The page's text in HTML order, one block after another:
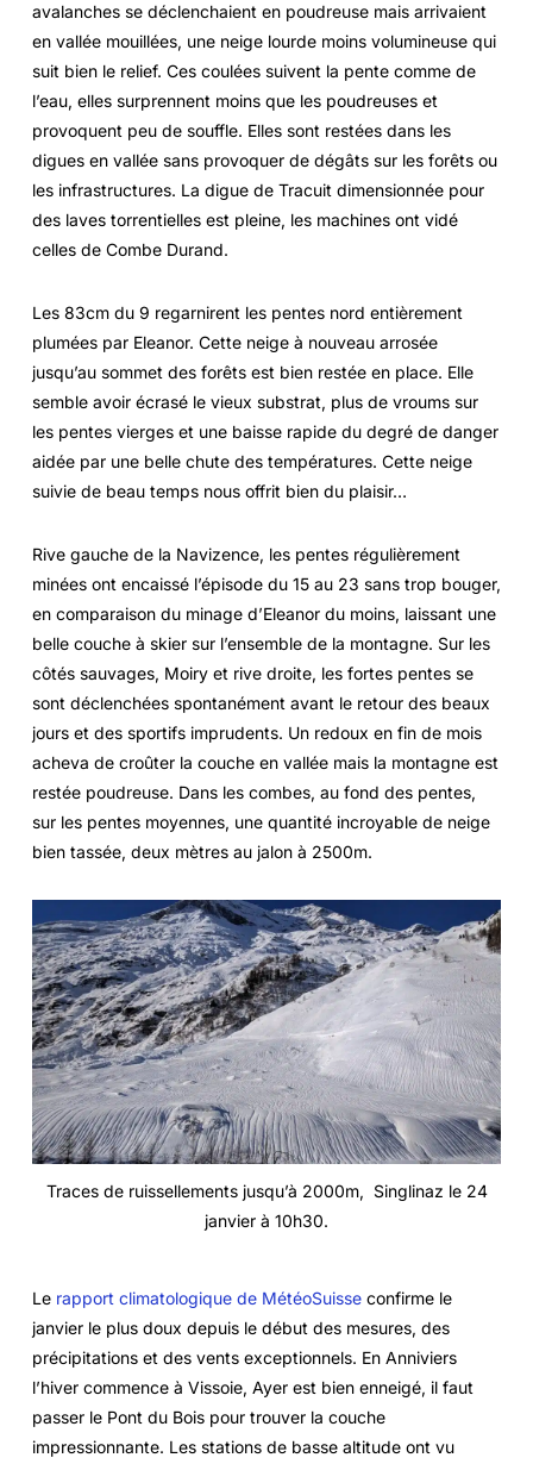
avalanches se déclenchaient en poudreuse mais arrivaient
en vallée mouillées, une neige lourde moins volumineuse qui
suit bien le relief. Ces coulées suivent la pente comme de
l’eau, elles surprennent moins que les poudreuses et
provoquent peu de souffle. Elles sont restées dans les
digues en vallée sans provoquer de dégâts sur les forêts ou
les infrastructures. La digue de Tracuit dimensionnée pour
des laves torrentielles est pleine, les machines ont vidé
celles de Combe Durand.
Les 83cm du 9 regarnirent les pentes nord entièrement
plumées par Eleanor. Cette neige à nouveau arrosée
jusqu’au sommet des forêts est bien restée en place. Elle
semble avoir écrasé le vieux substrat, plus de vroums sur
les pentes vierges et une baisse rapide du degré de danger
aidée par une belle chute des températures. Cette neige
suivie de beau temps nous offrit bien du plaisir…
Rive gauche de la Navizence, les pentes régulièrement
minées ont encaissé l’épisode du 15 au 23 sans trop bouger,
en comparaison du minage d’Eleanor du moins, laissant une
belle couche à skier sur l’ensemble de la montagne. Sur les
côtés sauvages, Moiry et rive droite, les fortes pentes se
sont déclenchées spontanément avant le retour des beaux
jours et des sportifs imprudents. Un redoux en fin de mois
acheva de croûter la couche en vallée mais la montagne est
restée poudreuse. Dans les combes, au fond des pentes,
sur les pentes moyennes, une quantité incroyable de neige
bien tassée, deux mètres au jalon à 2500m.
Traces de ruissellements jusqu’à 2000m, Singlinaz le 24
janvier à 10h30.
Le rapport climatologique de MétéoSuisseconfirme le
janvier le plus doux depuis le début des mesures, des
précipitations et des vents exceptionnels. En Anniviers
l’hiver commence à Vissoie, Ayer est bien enneigé, il faut
passer le Pont du Bois pour trouver la couche
impressionnante. Les stations de basse altitude ont vu